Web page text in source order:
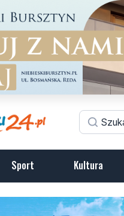
Sport Kultura